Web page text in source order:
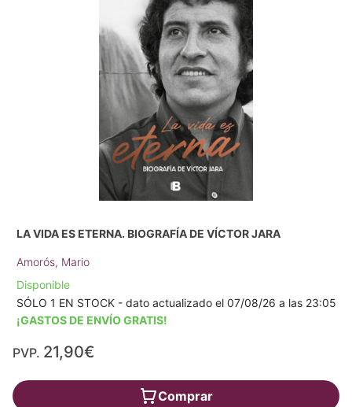
LA VIDA ES ETERNA. BIOGRAFÍA DE VÍCTOR JARA
Amorós, Mario
Disponible
SÓLO 1 EN STOCK - dato actualizado el 07/08/26 a las 23:05
¡GASTOS DE ENVÍO GRATIS!
PVP. 21,90€
Comprar